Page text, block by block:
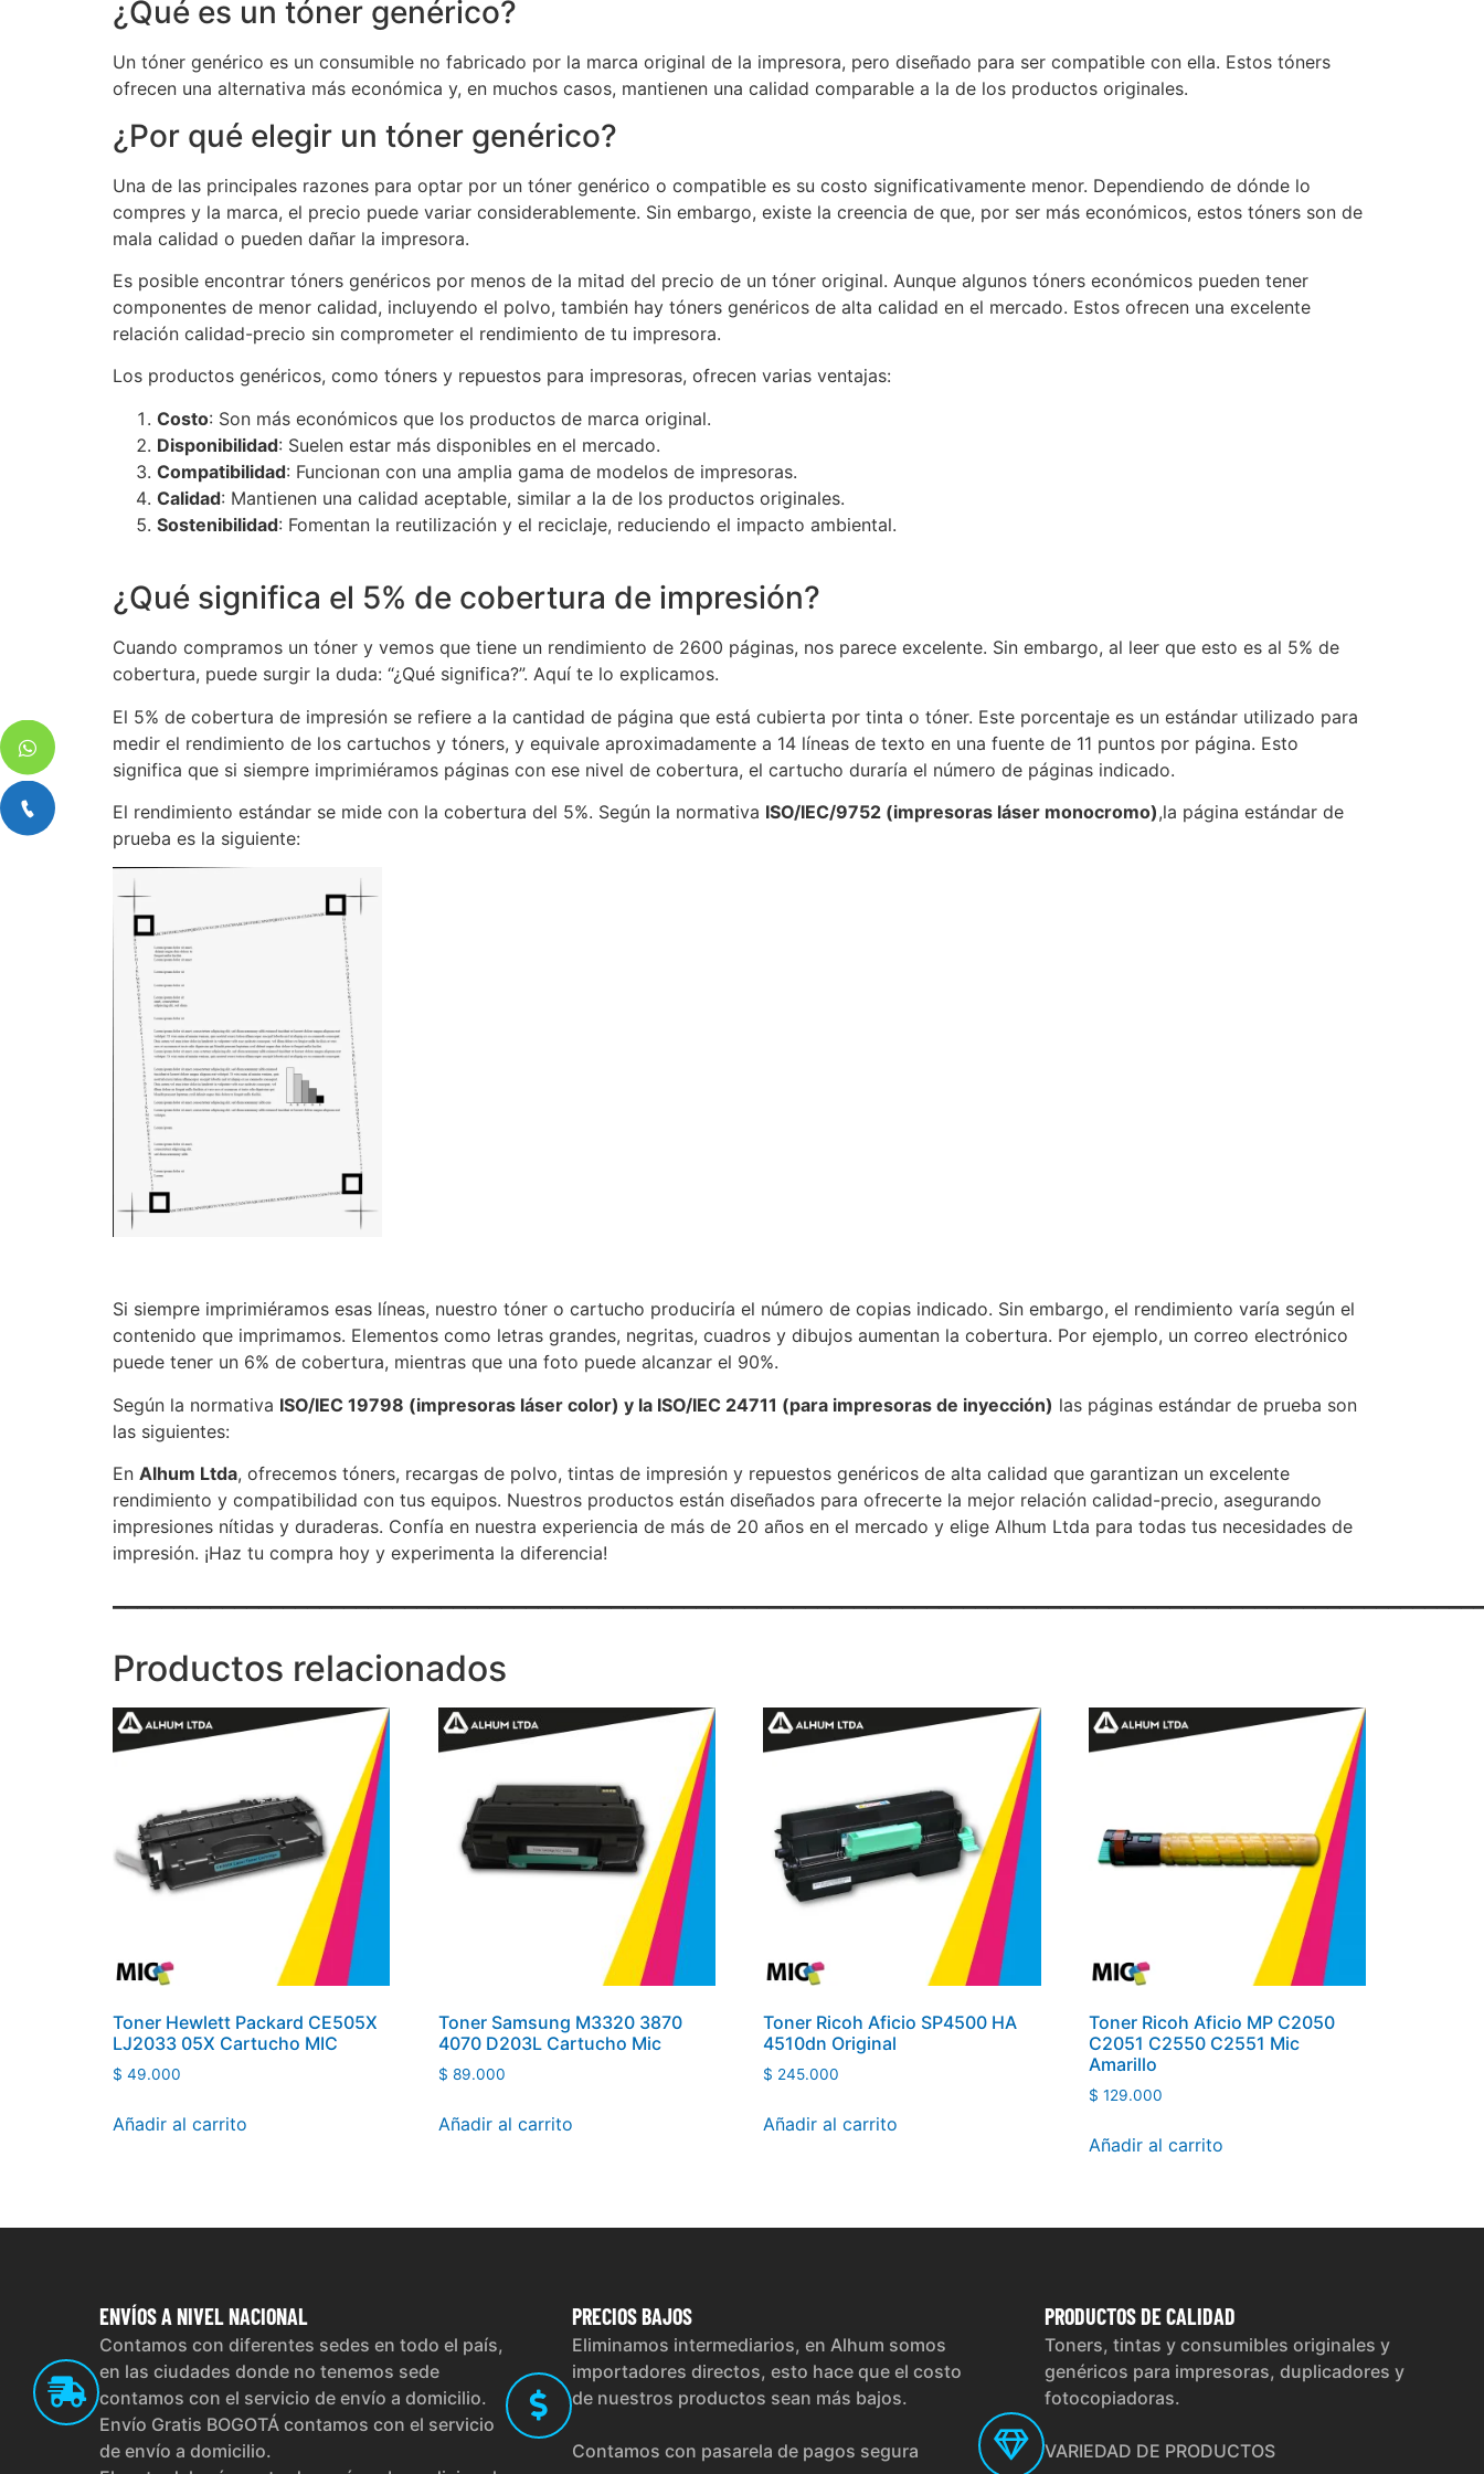
¿Qué es un tóner genérico?
Un tóner genérico es un consumible no fabricado por la marca original de la impresora, pero diseñado para ser compatible con ella. Estos tóners
ofrecen una alternativa más económica y, en muchos casos, mantienen una calidad comparable a la de los productos originales.
¿Por qué elegir un tóner genérico?
Una de las principales razones para optar por un tóner genérico o compatible es su costo significativamente menor. Dependiendo de dónde lo
compres y la marca, el precio puede variar considerablemente. Sin embargo, existe la creencia de que, por ser más económicos, estos tóners son de
mala calidad o pueden dañar la impresora.
Es posible encontrar tóners genéricos por menos de la mitad del precio de un tóner original. Aunque algunos tóners económicos pueden tener
componentes de menor calidad, incluyendo el polvo, también hay tóners genéricos de alta calidad en el mercado. Estos ofrecen una excelente
relación calidad-precio sin comprometer el rendimiento de tu impresora.
Los productos genéricos, como tóners y repuestos para impresoras, ofrecen varias ventajas:
Costo: Son más económicos que los productos de marca original.
Disponibilidad: Suelen estar más disponibles en el mercado.
Compatibilidad: Funcionan con una amplia gama de modelos de impresoras.
Calidad: Mantienen una calidad aceptable, similar a la de los productos originales.
Sostenibilidad: Fomentan la reutilización y el reciclaje, reduciendo el impacto ambiental.
¿Qué significa el 5% de cobertura de impresión?
Cuando compramos un tóner y vemos que tiene un rendimiento de 2600 páginas, nos parece excelente. Sin embargo, al leer que esto es al 5% de
cobertura, puede surgir la duda: “¿Qué significa?”. Aquí te lo explicamos.
El 5% de cobertura de impresión se refiere a la cantidad de página que está cubierta por tinta o tóner. Este porcentaje es un estándar utilizado para
medir el rendimiento de los cartuchos y tóners, y equivale aproximadamente a 14 líneas de texto en una fuente de 11 puntos por página. Esto
significa que si siempre imprimiéramos páginas con ese nivel de cobertura, el cartucho duraría el número de páginas indicado.
El rendimiento estándar se mide con la cobertura del 5%. Según la normativa ISO/IEC/9752 (impresoras láser monocromo),la página estándar de
prueba es la siguiente:
Si siempre imprimiéramos esas líneas, nuestro tóner o cartucho produciría el número de copias indicado. Sin embargo, el rendimiento varía según el
contenido que imprimamos. Elementos como letras grandes, negritas, cuadros y dibujos aumentan la cobertura. Por ejemplo, un correo electrónico
puede tener un 6% de cobertura, mientras que una foto puede alcanzar el 90%.
Según la normativa ISO/IEC 19798 (impresoras láser color) y la ISO/IEC 24711 (para impresoras de inyección) las páginas estándar de prueba son
las siguientes:
En Alhum Ltda, ofrecemos tóners, recargas de polvo, tintas de impresión y repuestos genéricos de alta calidad que garantizan un excelente
rendimiento y compatibilidad con tus equipos. Nuestros productos están diseñados para ofrecerte la mejor relación calidad-precio, asegurando
impresiones nítidas y duraderas. Confía en nuestra experiencia de más de 20 años en el mercado y elige Alhum Ltda para todas tus necesidades de
impresión. ¡Haz tu compra hoy y experimenta la diferencia!
Productos relacionados
Toner Hewlett Packard CE505X
LJ2033 05X Cartucho MIC
$ 49.000
Añadir al carrito
Toner Samsung M3320 3870
4070 D203L Cartucho Mic
$ 89.000
Añadir al carrito
Toner Ricoh Aficio SP4500 HA
4510dn Original
$ 245.000
Añadir al carrito
Toner Ricoh Aficio MP C2050
C2051 C2550 C2551 Mic
Amarillo
$ 129.000
Añadir al carrito
ENVÍOSA NIVEL NACIONAL
Contamos con diferentes sedes en todo el país,
en las ciudades donde no tenemos sede
contamos con el servicio de envío a domicilio.
Envío Gratis BOGOTÁ contamos con el servicio
de envío a domicilio.
PRECIOSBAJOS
Eliminamos intermediarios, en Alhum somos
importadores directos, esto hace que el costo
de nuestros productos sean más bajos.
Contamos con pasarela de pagos segura
PRODUCTOSDE CALIDAD
Toners, tintas y consumibles originales y
genéricos para impresoras, duplicadores y
fotocopiadoras.
VARIEDAD DE PRODUCTOS